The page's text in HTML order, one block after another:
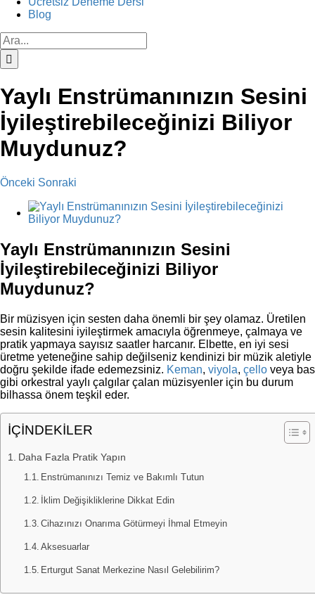
Blog
Ara:
Yaylı Enstrümanınızın Sesini
İyileştirebileceğinizi Biliyor
Muydunuz?
Önceki Sonraki
View
Larger
Yaylı Enstrümanınızın Sesini
İyileştirebileceğinizi Biliyor
Muydunuz?
Bir müzisyen için sesten daha önemli bir şey olamaz. Üretilen
sesin kalitesini iyileştirmek amacıyla öğrenmeye, çalmaya ve
pratik yapmaya sayısız saatler harcanır. Elbette, en iyi sesi
üretme yeteneğine sahip değilseniz kendinizi bir müzik aletiyle
doğru şekilde ifade edemezsiniz. Keman, viyola, çello veya bas
gibi orkestral yaylı çalgılar çalan müzisyenler için bu durum
bilhassa önem teşkil eder.
İÇİNDEKİLER
Daha Fazla Pratik Yapın
Enstrümanınızı Temiz ve Bakımlı Tutun
İklim Değişikliklerine Dikkat Edin
Cihazınızı Onarıma Götürmeyi İhmal Etmeyin
Aksesuarlar
Erturgut Sanat Merkezine Nasıl Gelebilirim?